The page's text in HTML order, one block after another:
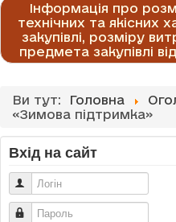
Інформація про
технічних та якісних
закупівлі, розміру
предмета закупівлі
Ви тут: Головна
«Зимова підтримка»
Вхід на сайт
Логін
Пароль